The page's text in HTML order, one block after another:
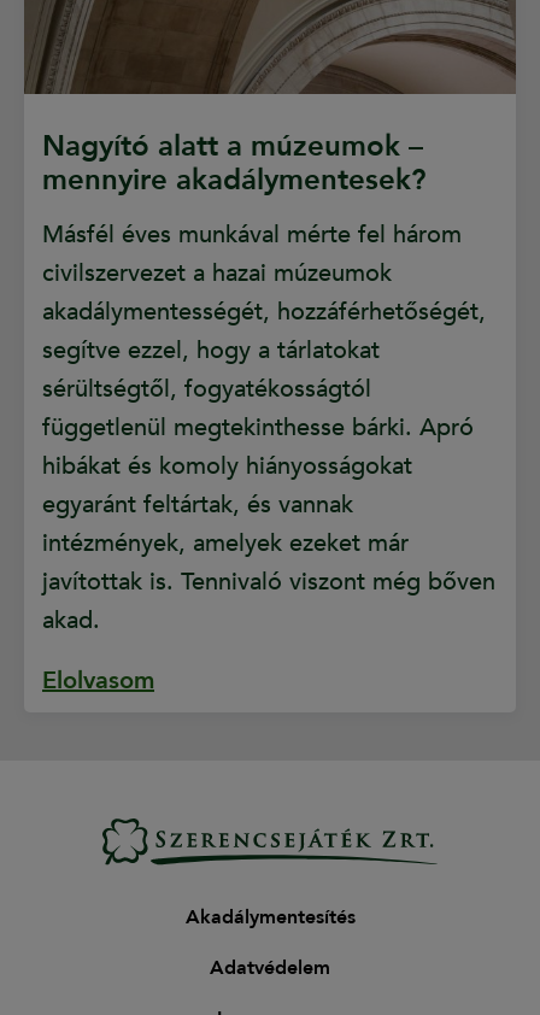
Nagyító alatt a múzeumok –
mennyire akadálymentesek?
Másfél éves munkával mérte fel három
civilszervezet a hazai múzeumok
akadálymentességét, hozzáférhetőségét,
segítve ezzel, hogy a tárlatokat
sérültségtől, fogyatékosságtól
függetlenül megtekinthesse bárki. Apró
hibákat és komoly hiányosságokat
egyaránt feltártak, és vannak
intézmények, amelyek ezeket már
javítottak is. Tennivaló viszont még bőven
akad.
Elolvasom
Akadálymentesítés
Adatvédelem